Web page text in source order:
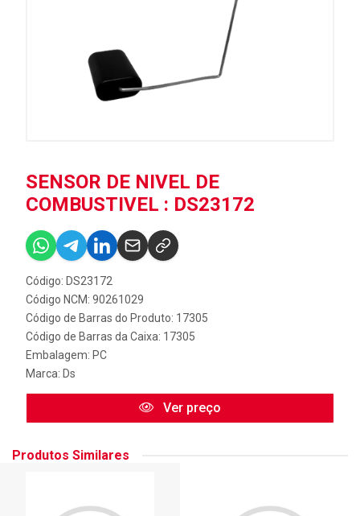
SENSOR DE NIVEL DE
COMBUSTIVEL : DS23172
Código: DS23172
Código NCM: 90261029
Código de Barras do Produto: 17305
Código de Barras da Caixa: 17305
Embalagem: PC
Marca: Ds
Ver preço
Produtos Similares